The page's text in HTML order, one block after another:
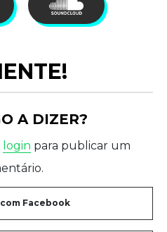
A DIZER?
login para publicar um